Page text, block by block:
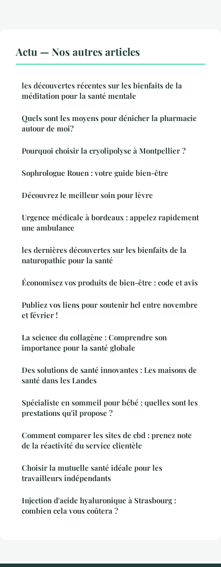
Actu — Nos autres articles
les découvertes récentes sur les bienfaits de la
méditation pour la santé mentale
Quels sont les moyens pour dénicher la pharmacie
autour de moi?
Pourquoi choisir la cryolipolyse à Montpellier ?
Sophrologue Rouen : votre guide bien-être
Découvrez le meilleur soin pour lèvre
Urgence médicale à bordeaux : appelez rapidement
une ambulance
les dernières découvertes sur les bienfaits de la
naturopathie pour la santé
Économisez vos produits de bien-être : code et avis
Publiez vos liens pour soutenir hcl entre novembre
et février !
La science du collagène : Comprendre son
importance pour la santé globale
Des solutions de santé innovantes : Les maisons de
santé dans les Landes
Spécialiste en sommeil pour bébé : quelles sont les
prestations qu'il propose ?
Comment comparer les sites de cbd : prenez note
de la réactivité du service clientèle
Choisir la mutuelle santé idéale pour les
travailleurs indépendants
Injection d'acide hyaluronique à Strasbourg :
combien cela vous coûtera ?